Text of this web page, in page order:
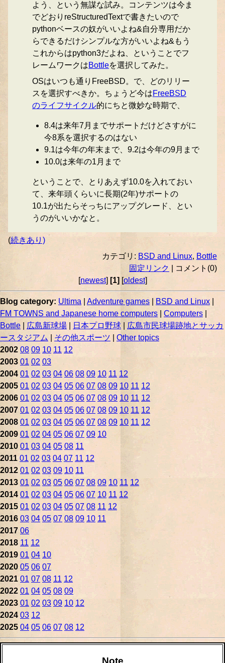
よう、という無謀な試み。コンテンツは今ま
でどおりreStructuredTextで書きたいので
pythonベースの奴がいいよね&自分専用だか
らできるだけシンプルな方がいいよね&もう
これからはpython3だよね、ということでフ
レームワークはBottleを選択してみた。
OSはいつも通りFreeBSD。で、どのリリー
スを選択すべきか。ちょうど今はFreeBSD
のライフサイクル的にちと微妙な時期で、
8.4は来年7月までサポートだけどさすがに
今8系を選択するのはない
9.1は今年の年末まで、9.2は今年の9月まで
10.0は来年の1月まで
ということで、とりあえず10.0を入れておい
て、来年頭くらいに長期(2年)サポートの
10.1が出たらそっちにアップグレード、とい
うのがいいかなと。
(続きあり)
カテゴリ: BSD and Linux, Bottle
固定リンク
| コメント(0)
[newest] [1] [oldest]
Blog category: Ultima Adventure games BSD and Linux
FM TOWNS and Japanese home computers
Computers
Bottle
広島新球場 日本プロ野球
広島市民球場跡地とサッカ
ースタジアム
その他スポーツ
Other topics
2002 08 09 10 11 12
2003 01 02 03
2004 01 02 03 04 06 08 09 10 11 12
2005 01 02 03 04 05 06 07 08 09 10 11 12
2006 01 02 03 04 05 06 07 08 09 10 11 12
2007 01 02 03 04 05 06 07 08 09 10 11 12
2008 01 02 03 04 05 06 07 08 09 10 11 12
2009 01 02 04 05 06 07 09 10
2010 01 03 04 05 08 11
2011 01 02 03 04 07 11 12
2012 01 02 03 09 10 11
2013 01 02 03 05 06 07 08 09 10 11 12
2014 01 02 03 04 05 06 07 10 11 12
2015 01 02 03 04 05 07 08 11 12
2016 03 04 05 07 08 09 10 11
2017 06
2018 11 12
2019 01 04 10
2020 05 06 07
2021 01 07 08 11 12
2022 01 04 05 08 09
2023 01 02 03 09 10 12
2024 03 12
2025 04 05 06 07 08 12
Note